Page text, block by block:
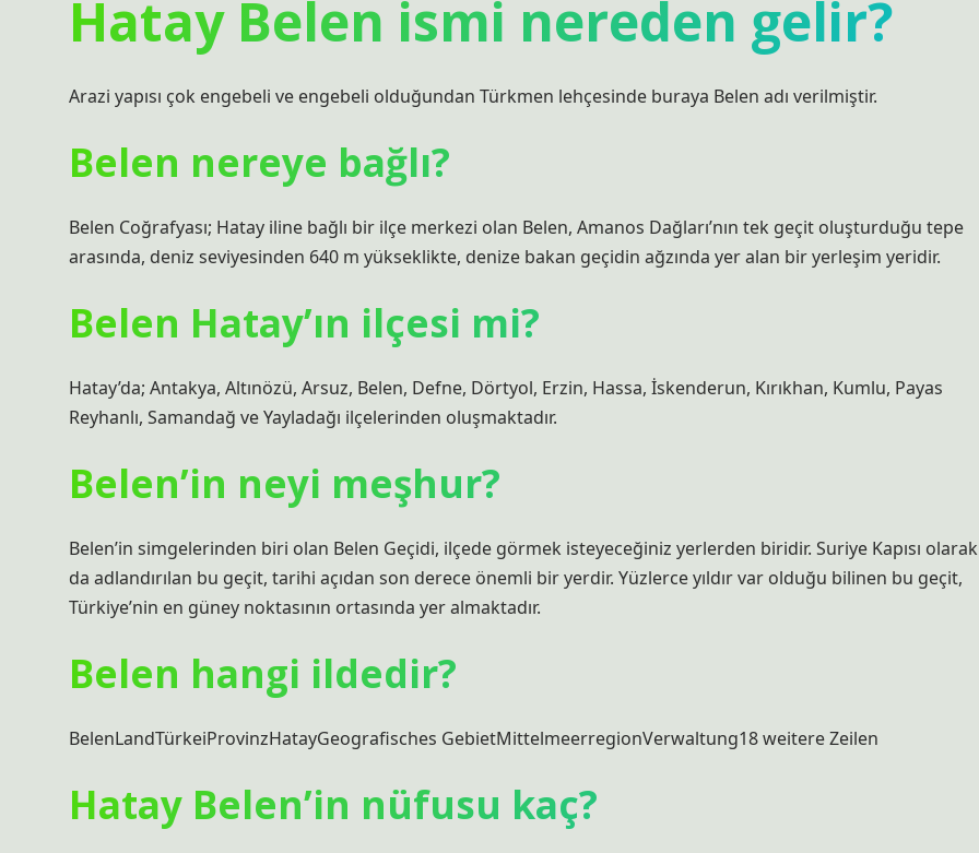
Hatay Belen ismi nereden gelir?
Arazi yapısı çok engebeli ve engebeli olduğundan Türkmen lehçesinde buraya Belen adı verilmiştir.
Belen nereye bağlı?
Belen Coğrafyası; Hatay iline bağlı bir ilçe merkezi olan Belen, Amanos Dağları’nın tek geçit oluşturduğu tepe
arasında, deniz seviyesinden 640 m yükseklikte, denize bakan geçidin ağzında yer alan bir yerleşim yeridir.
Belen Hatay’ın ilçesi mi?
Hatay’da; Antakya, Altınözü, Arsuz, Belen, Defne, Dörtyol, Erzin, Hassa, İskenderun, Kırıkhan, Kumlu, Payas
Reyhanlı, Samandağ ve Yayladağı ilçelerinden oluşmaktadır.
Belen’in neyi meşhur?
Belen’in simgelerinden biri olan Belen Geçidi, ilçede görmek isteyeceğiniz yerlerden biridir. Suriye Kapısı olarak
da adlandırılan bu geçit, tarihi açıdan son derece önemli bir yerdir. Yüzlerce yıldır var olduğu bilinen bu geçit,
Türkiye’nin en güney noktasının ortasında yer almaktadır.
Belen hangi ildedir?
BelenLandTürkeiProvinzHatayGeografisches GebietMittelmeerregionVerwaltung18 weitere Zeilen
Hatay Belen’in nüfusu kaç?